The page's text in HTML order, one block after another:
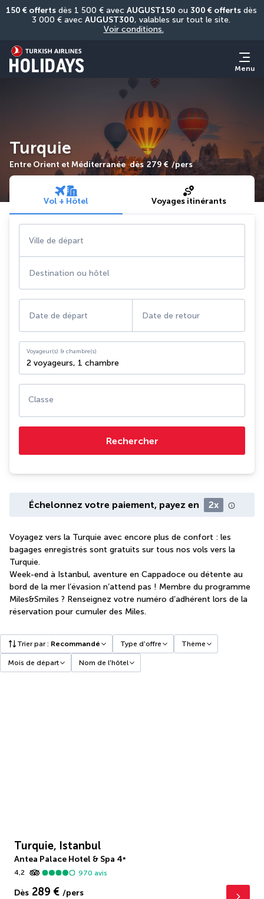
150 € offerts dès 1 500 € avec AUGUST150 ou 300 € offerts dès
3 000 € avec AUGUST300
Voir conditions.
Menu
Turquie
Entre Orient et Méditerranée dès 279 € /pers
Vol + Hôtel Voyages itinérants
Ville de départ
Destination ou hôtel
Date de départ Date de retour
Voyageur(s) & chambre(s)
2 voyageurs, 1 chambre
Classe
Rechercher
Échelonnez votre paiement, payez en 2x
Voyagez vers la Turquie avec encore plus de confort : les
bagages enregistrés sont gratuits sur tous nos vols vers la
Turquie.
Week-end à Istanbul, aventure en Cappadoce ou détente au
bord de la mer l’évasion n’attend pas ! Membre du programme
Miles&Smiles ? Renseignez votre numéro d’adhérent lors de la
réservation pour cumuler des Miles.
Trier par: Recommandé Type d'offre Thème
Mois de départ Nom de l'hôtel
Turquie, Istanbul
Antea Palace Hotel & Spa 4*
4,2
970 avis
Dès 289 € /pers